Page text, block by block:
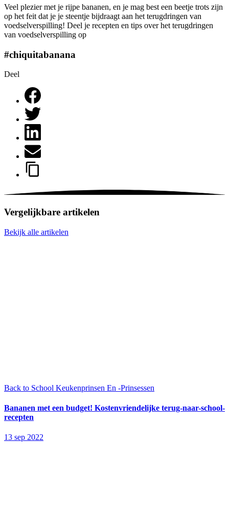
Veel plezier met je rijpe bananen, en je mag best een beetje trots zijn
op het feit dat je je steentje bijdraagt aan het terugdringen van
voedselverspilling! Deel je recepten en tips over het terugdringen
van voedselverspilling op
#chiquitabanana
Deel
Vergelijkbare artikelen
Bekijk alle artikelen
Back to School Keukenprinsen En -Prinsessen
Bananen met een budget! Kostenvriendelijke terug-naar-school-
recepten
13 sep 2022